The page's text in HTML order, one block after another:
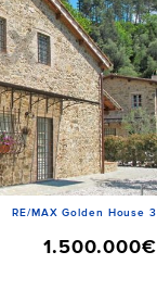
RE/MAX Golden House 3
1.500.000€